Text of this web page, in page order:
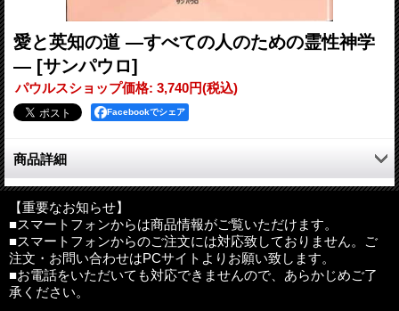
愛と英知の道 ―すべての人のための霊性神学
― [サンパウロ]
パウルスショップ価格: 3,740円(税込)
Facebookでシェア
商品詳細
西洋と東洋の神秘主義の伝統に通暁した著者が、21 世紀という
グローバ ル化し、「地球家族」となった現代世界のすべてのキ
リスト者に遺した霊的生 活の道しるべ。「すべての人は、聖職
位階に属している人も、あるいはそれによっ て牧されている人
も、皆聖性へと召されている。『あなたが聖なる者となること、
これが神の望みである』と使徒が言っているとおりである」
（『教会憲章』39）。
【重要なお知らせ】
■スマートフォンからは商品情報がご覧いただけます。
■スマートフォンからのご注文には対応致しておりません。ご
注文・お問い合わせはPCサイトよりお願い致します。
■お電話をいただいても対応できませんので、あらかじめご了
承ください。